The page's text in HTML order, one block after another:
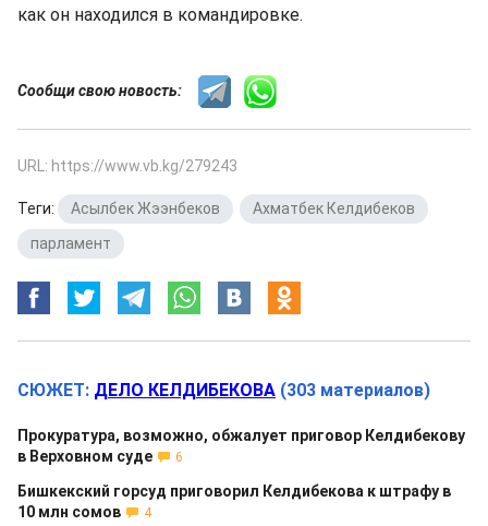
как он находился в командировке.
Сообщи свою новость:
URL: https://www.vb.kg/279243
Теги: Асылбек Жээнбеков Ахматбек Келдибеков
парламент
СЮЖЕТ: ДЕЛО КЕЛДИБЕКОВА (303 материалов)
Прокуратура, возможно, обжалует приговор Келдибекову
в Верховном суде
6
Бишкекский горсуд приговорил Келдибекова к штрафу в
10 млн сомов
4